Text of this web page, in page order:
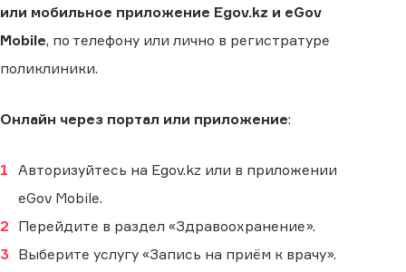
или мобильное приложение Egov.kz и eGov
Mobile, по телефону или лично в регистратуре
поликлиники.
Онлайн через портал или приложение:
Авторизуйтесь на Egov.kz или в приложении
eGov Mobile.
Перейдите в раздел «Здравоохранение».
Выберите услугу «Запись на приём к врачу».